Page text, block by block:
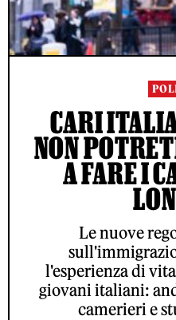
CARI
NON
A FARE I
Le nuove
l'esperienza di
giovani italiani:
camerieri e